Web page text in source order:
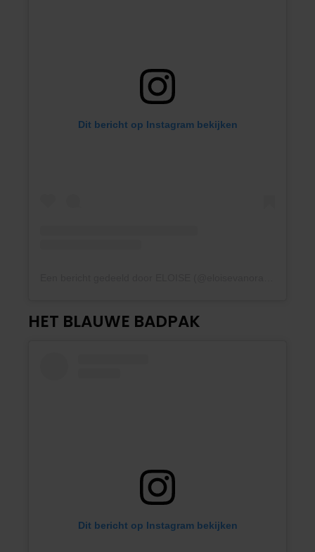
Dit bericht op Instagram bekijken
HET BLAUWE BADPAK
Dit bericht op Instagram bekijken